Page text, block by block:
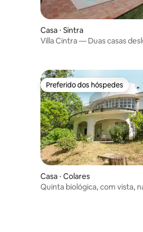
Casa ⋅ Sintra
Villa Cintra — Duas casas
Preferido dos hóspedes
Preferido dos hóspedes
Casa ⋅ Colares
Quinta biológica, com vista,